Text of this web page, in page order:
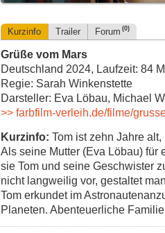
Kurzinfo Trailer Forum (0)
Grüße vom Mars
Deutschland 2024, Laufzeit: 84
Regie: Sarah Winkenstette
Darsteller: Eva Löbau, Michael
>> farbfilm-verleih.de/filme/
Kurzinfo: Tom ist zehn Jahre
Als seine Mutter (Eva Löbau) für
sie Tom und seine Geschwister
nicht langweilig vor, gestaltet
Tom erkundet im
Planeten. Abenteuerliche